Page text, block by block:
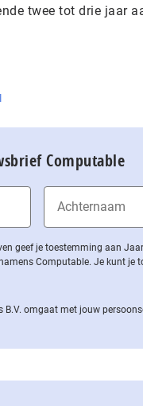
twee tot drie jaar
Computable
geef je toestemming aan
Computable. Je kunt
B.V. omgaat met jouw